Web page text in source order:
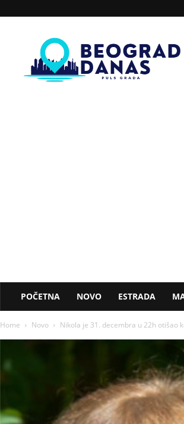
Beograd
Danas
POČETNA NOVO ESTRADA
Home Novo Nikola je 31. decembra u 22h otišao